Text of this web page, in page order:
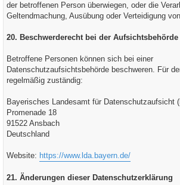
der betroffenen Person überwiegen, oder die
Geltendmachung, Ausübung oder Verteidigung
20. Beschwerderecht bei der Aufsichtsbehörde
Betroffene Personen können sich bei einer
Datenschutzaufsichtsbehörde beschweren. Für
regelmäßig zuständig:
Bayerisches Landesamt für Datenschutzaufsicht
Promenade 18
91522 Ansbach
Deutschland
Website: https://www.lda.bayern.de/
21. Änderungen dieser Datenschutzerklärung